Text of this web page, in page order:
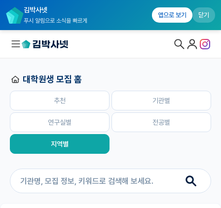
김박사넷
푸시 알림으로 소식을 빠르게
앱으로 보기 닫기
대학원생 모집
대학원생 모집 홈
기관별 모집 정보
연구실별 모집 정보
지역별 모집 정보
대학원생 모집 홈
추천 기관별
연구실별 전공별
지역별
홈 추천 지역별